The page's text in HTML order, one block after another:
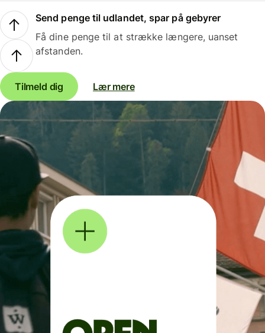
Send penge til udlandet, spar på gebyrer
Få dine penge til at strække længere, uanset
afstanden.
Tilmeld dig Lær mere